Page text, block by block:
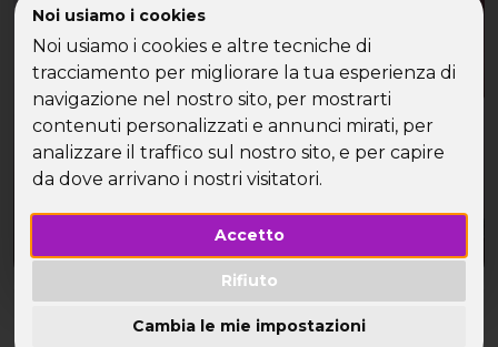
Noi usiamo i cookies
Noi usiamo i cookies e altre tecniche di
tracciamento per migliorare la tua esperienza di
navigazione nel nostro sito, per mostrarti
contenuti personalizzati e annunci mirati, per
analizzare il traffico sul nostro sito, e per capire
da dove arrivano i nostri visitatori.
Accetto
Rifiuto
Cambia le mie impostazioni
Viaggi per Single 2024,
crociere per single 2024
I viaggi single del 2024 con Speed Vacanze®
viaggi single 2024 di Speed Vacanze®